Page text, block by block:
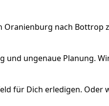
nach Bottrop
ungenaue Planung.
für Dich erledigen. Oder